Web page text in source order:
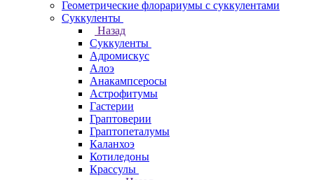
Геометрические флорариумы с суккулентами
Суккуленты
Назад
Суккуленты
Адромискус
Алоэ
Анакампсеросы
Астрофитумы
Гастерии
Граптоверии
Граптопеталумы
Каланхоэ
Котиледоны
Крассулы